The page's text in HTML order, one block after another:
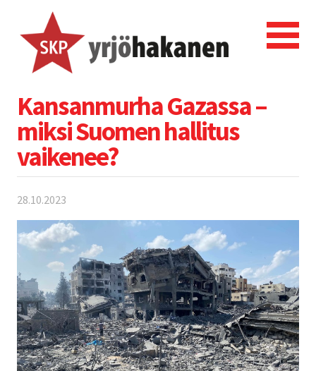
Kansanmurha Gazassa –
miksi Suomen hallitus
vaikenee?
28.10.2023